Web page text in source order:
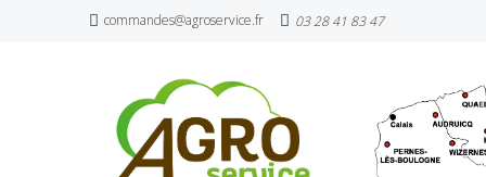
commandes@agroservice.fr 03 28 41 83 47